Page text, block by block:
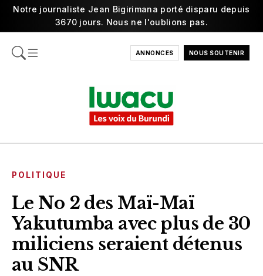
Notre journaliste Jean Bigirimana porté disparu depuis
3670 jours. Nous ne l'oublions pas.
ANNONCES NOUS SOUTENIR
POLITIQUE
Le No 2 des Maï-Maï
Yakutumba avec plus de 30
miliciens seraient détenus
au SNR